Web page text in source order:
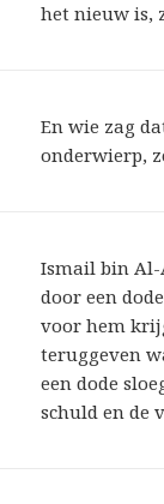
het nieuw is,
En wie zag
onderwierp,
Ismail bin Al-
door een
voor hem
teruggeven
een dode
schuld en de